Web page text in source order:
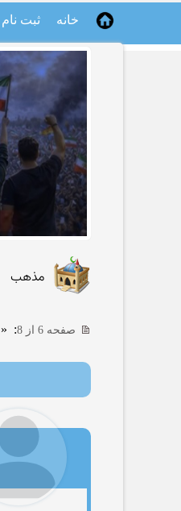
خانه ثبت نام
مذهب
صفحه 6 از 8 :